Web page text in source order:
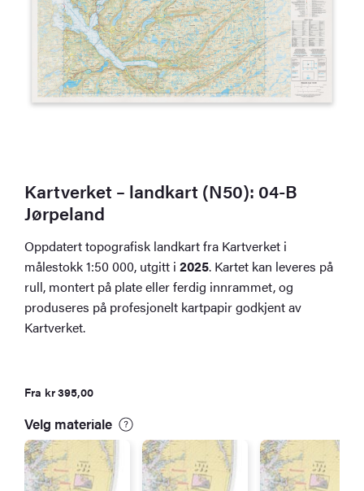
Kartverket – landkart (N50): 04-B
Jørpeland
Oppdatert topografisk landkart fra Kartverket i
målestokk 1:50 000, utgitt i2025. Kartet kan leveres på
rull, montert på plate eller ferdig innrammet, og
produseres på profesjonelt kartpapir godkjent av
Kartverket.
Fra kr395,00
Velg materiale